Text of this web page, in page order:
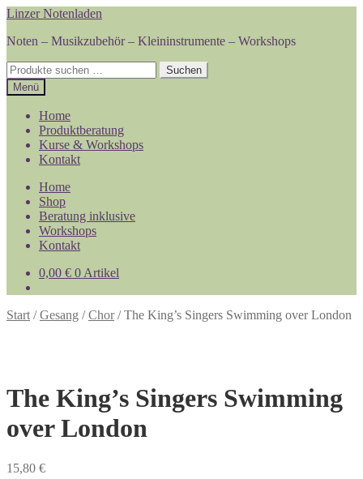
Zur
springen
Zum
springen
Linzer Notenladen
Noten – Musikzubehör – Kleininstrumente – Workshops
Suchen
nach:
Suchen
Menü
Home
Produktberatung
Kurse & Workshops
Kontakt
Home
Shop
Beratung inklusive
Workshops
Kontakt
0,00 € 0 Artikel
Start /Gesang /Chor/The King’s Singers Swimming over London
The King’s Singers Swimming
over London
15,80 €